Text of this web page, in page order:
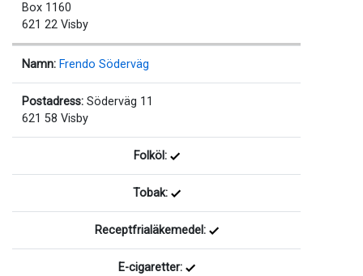
Box 1160
621 22 Visby
Namn: Frendo Söderväg
Postadress: Söderväg 11
621 58 Visby
Folköl:
Tobak:
Receptfrialäkemedel:
E-cigaretter: